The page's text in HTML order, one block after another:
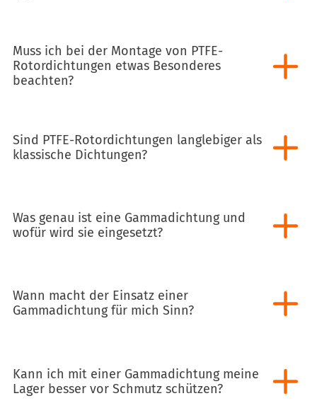
Muss ich bei der Montage von PTFE-
Rotordichtungen etwas Besonderes
beachten?
Sind PTFE-Rotordichtungen langlebiger als
klassische Dichtungen?
Was genau ist eine Gammadichtung und
wofür wird sie eingesetzt?
Wann macht der Einsatz einer
Gammadichtung für mich Sinn?
Kann ich mit einer Gammadichtung meine
Lager besser vor Schmutz schützen?